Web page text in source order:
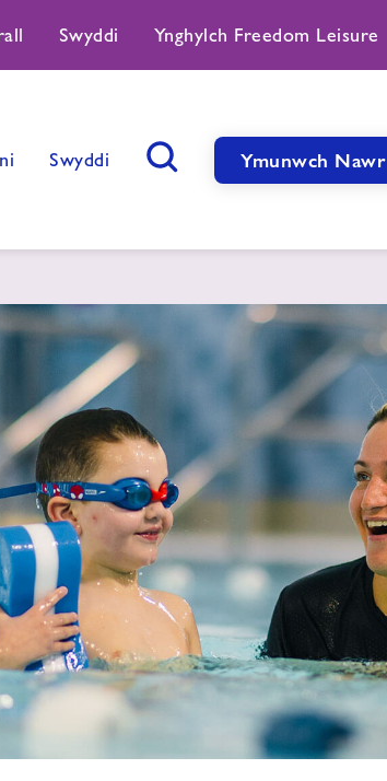
Swyddi Ynghylch Freedom Leisure
Swyddi Ymunwch Nawr